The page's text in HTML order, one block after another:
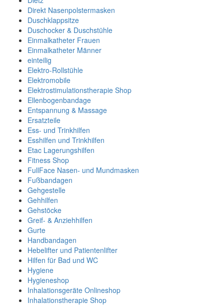
Direkt Nasenpolstermasken
Duschklappsitze
Duschocker & Duschstühle
Einmalkatheter Frauen
Einmalkatheter Männer
einteilig
Elektro-Rollstühle
Elektromobile
Elektrostimulationstherapie Shop
Ellenbogenbandage
Entspannung & Massage
Ersatzteile
Ess- und Trinkhilfen
Esshilfen und Trinkhilfen
Etac Lagerungshilfen
Fitness Shop
FullFace Nasen- und Mundmasken
Fußbandagen
Gehgestelle
Gehhilfen
Gehstöcke
Greif- & Anziehhilfen
Gurte
Handbandagen
Hebelifter und Patientenlifter
Hilfen für Bad und WC
Hygiene
Hygieneshop
Inhalationsgeräte Onlineshop
Inhalationstherapie Shop